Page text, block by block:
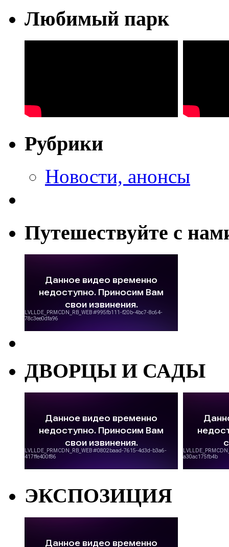
Любимый парк
Рубрики
Новости, анонсы
Путешествуйте с
ДВОРЦЫ И САДЫ
ЭКСПОЗИЦИЯ